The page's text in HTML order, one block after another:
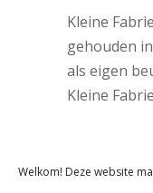
Welkom! Deze website
Kleine
gehouden
als eigen
Kleine
unieke